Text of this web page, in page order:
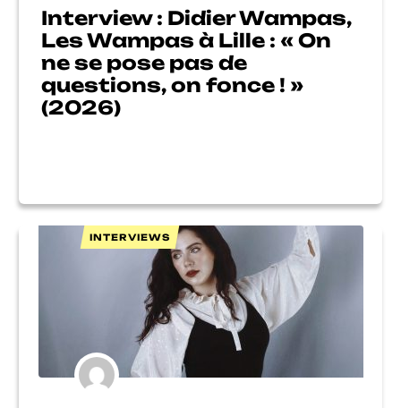
Interview : Didier Wampas,
Les Wampas à Lille : « On
ne se pose pas de
questions, on fonce ! »
(2026)
INTERVIEWS